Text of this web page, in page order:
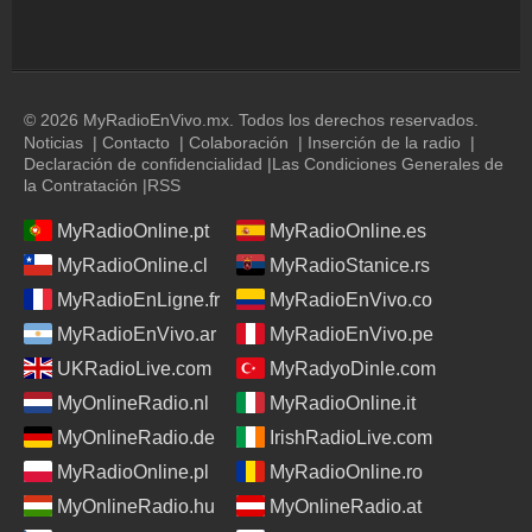
© 2026 MyRadioEnVivo.mx. Todos los derechos reservados.
Noticias | Contacto | Colaboración | Inserción de la radio |
Declaración de confidencialidad |Las Condiciones Generales de
la Contratación |RSS
MyRadioOnline.pt
MyRadioOnline.es
MyRadioOnline.cl
MyRadioStanice.rs
MyRadioEnLigne.fr
MyRadioEnVivo.co
MyRadioEnVivo.ar
MyRadioEnVivo.pe
UKRadioLive.com
MyRadyoDinle.com
MyOnlineRadio.nl
MyRadioOnline.it
MyOnlineRadio.de
IrishRadioLive.com
MyRadioOnline.pl
MyRadioOnline.ro
MyOnlineRadio.hu
MyOnlineRadio.at